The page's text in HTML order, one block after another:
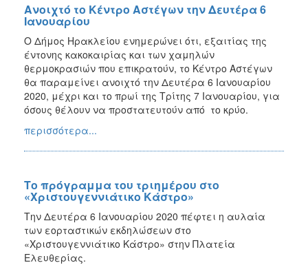
Ανοιχτό το Κέντρο Αστέγων την Δευτέρα 6
Ιανουαρίου
Ο Δήμος Ηρακλείου ενημερώνει ότι, εξαιτίας της
έντονης κακοκαιρίας και των χαμηλών
θερμοκρασιών που επικρατούν, το Κέντρο Αστέγων
θα παραμείνει ανοιχτό την Δευτέρα 6 Ιανουαρίου
2020, μέχρι και το πρωί της Τρίτης 7 Ιανουαρίου, για
όσους θέλουν να προστατευτούν από το κρύο.
περισσότερα...
Το πρόγραμμα του τριημέρου στο
«Χριστουγεννιάτικο Κάστρο»
Την Δευτέρα 6 Ιανουαρίου 2020 πέφτει η αυλαία
των εορταστικών εκδηλώσεων στο
«Χριστουγεννιάτικο Κάστρο» στην Πλατεία
Ελευθερίας.